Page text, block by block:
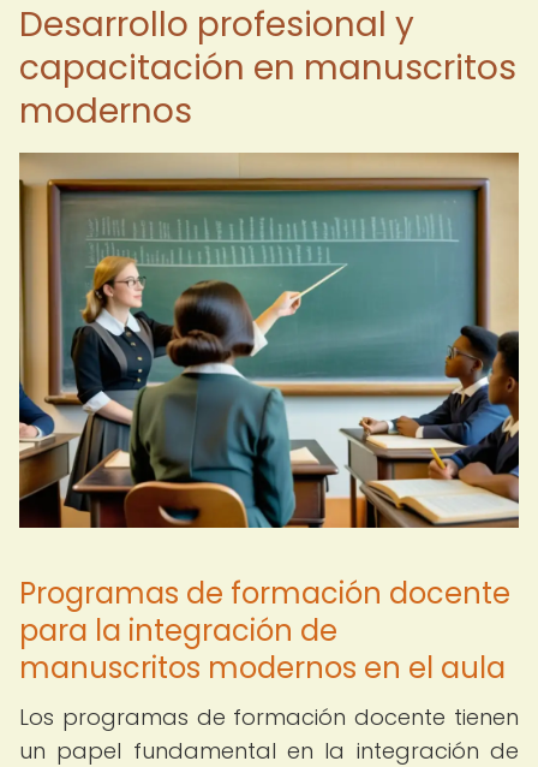
Desarrollo profesional y
capacitación en manuscritos
modernos
Programas de formación docente
para la integración de
manuscritos modernos en el aula
Los programas de formación docente tienen
un papel fundamental en la integración de